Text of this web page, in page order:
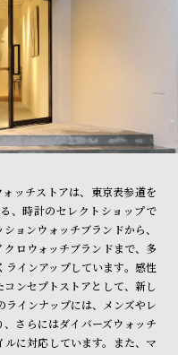
ッチストアは、東京表参道を
、時計のセレクトショップで
ョンウォッチブランドから、
ロウォッチブランドまで、多
インアップしています。感性
ンセプトストアとして、新し
インナップには、メンズやレ
さらにはダイバーズウォッチ
に対応しています。また、マ